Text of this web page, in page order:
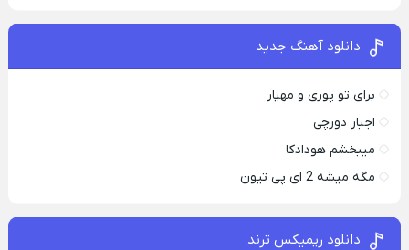
دانلود آهنگ جدید
برای تو پوری و مهیار
اجبار دورچی
میبخشم هودادکا
مگه میشه 2 ای پی تیون
دانلود ریمیکس ترند